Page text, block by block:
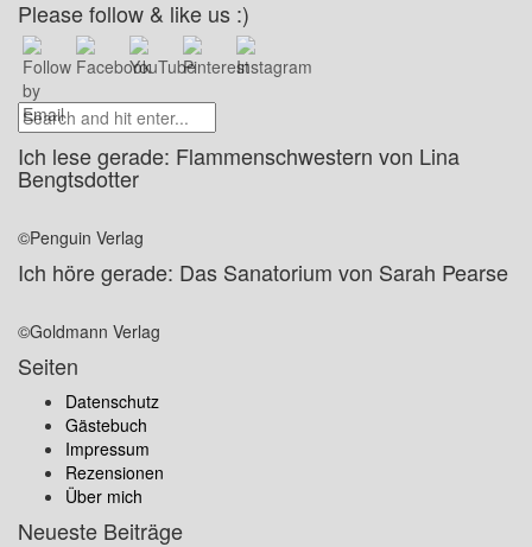
Please follow & like us :)
Ich lese gerade: Flammenschwestern von Lina
Bengtsdotter
©Penguin Verlag
Ich höre gerade: Das Sanatorium von Sarah Pearse
©Goldmann Verlag
Seiten
Datenschutz
Gästebuch
Impressum
Rezensionen
Über mich
Neueste Beiträge